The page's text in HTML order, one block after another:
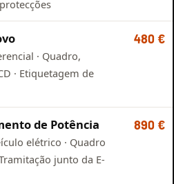
· Quadro,
· Etiquetagem de
480 €
de Potência
elétrico · Quadro
junto da E-
890 €